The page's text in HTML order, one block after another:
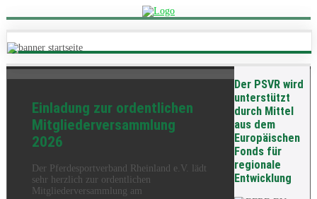
Der PSVR wird
unterstützt
durch Mittel
aus dem
Europäischen
Fonds für
regionale
Entwicklung
Einladung zur ordentlichen
Mitgliederversammlung
2026
Der Pferdesportverband Rheinland e.V. lädt
sehr herzlich zur ordentlichen
Mitgliederversammlung am